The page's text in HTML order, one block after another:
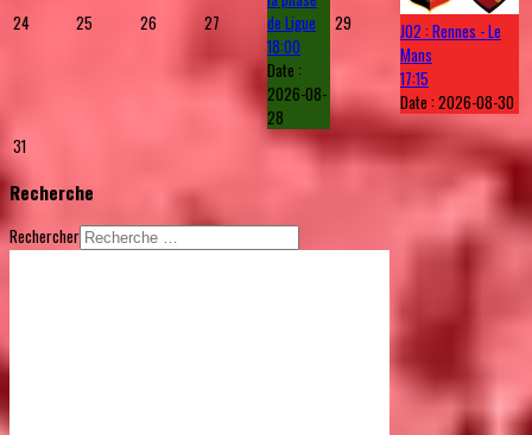
24 25 26 27
de Ligue
18:00
Date :
2026-08-
28
29
J02 : Rennes - Le
Mans
17:15
Date :2026-08-30
31
Recherche
Rechercher